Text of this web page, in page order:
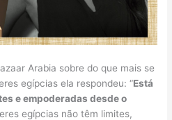
Arabia sobre do que mais se
egípcias ela respondeu: “Está
e empoderadas desde o
egípcias não têm limites,